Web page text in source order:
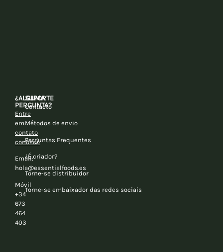
¿ALGUMA
PERGUNTA?
Entre
em
contato
conosco
Email:
hola@essentialfoods.es
Móvil
+34
673
464
403
SUPORTE
Contacto
Métodos de envio
Perguntas Frequentes
¿É criador?
Torne-se distribuidor
Torne-se embaixador das redes sociais